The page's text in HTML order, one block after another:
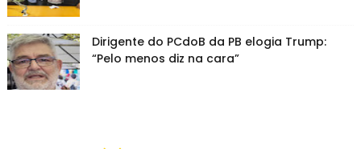
Dirigente do PCdoB da PB elogia Trump:
“Pelo menos diz na cara”